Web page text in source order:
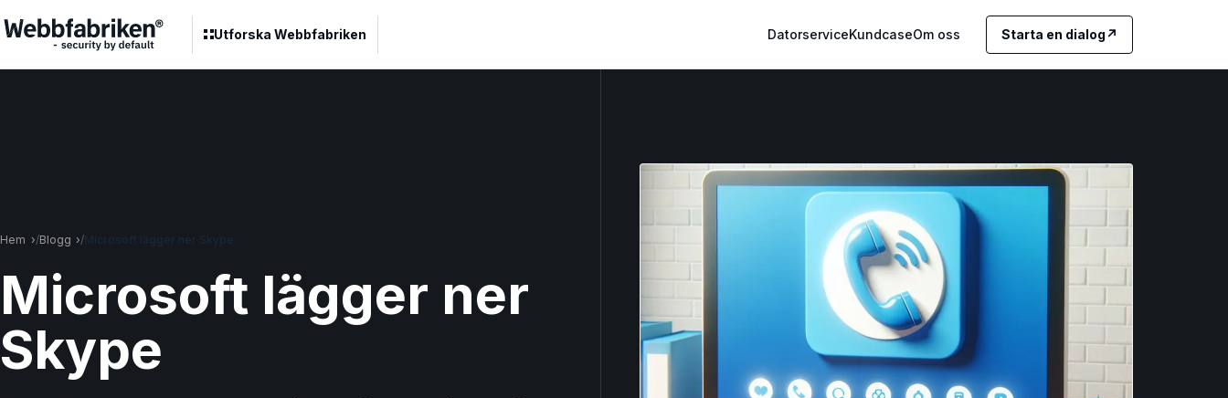
Utforska Webbfabriken DatorserviceKundcaseOm oss Starta en dialog↗
Hem Blogg Microsoft lägger ner Skype
Microsoft lägger ner
Skype